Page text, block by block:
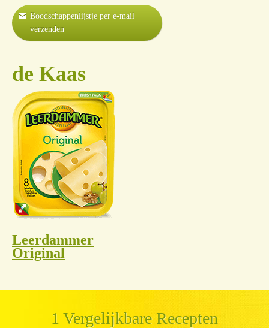
Boodschappenlijstje per e-mail
verzenden
de Kaas
Leerdammer
Original
1 Vergelijkbare Recepten